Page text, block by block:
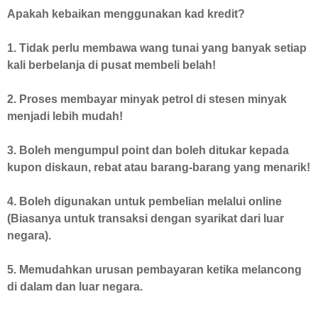
Apakah kebaikan menggunakan kad kredit?
1. Tidak perlu membawa wang tunai yang banyak setiap
kali berbelanja di pusat membeli belah!
2. Proses membayar minyak petrol di stesen minyak
menjadi lebih mudah!
3. Boleh mengumpul point dan boleh ditukar kepada
kupon diskaun, rebat atau barang-barang yang menarik!
4. Boleh digunakan untuk pembelian melalui online
(Biasanya untuk transaksi dengan syarikat dari luar
negara).
5. Memudahkan urusan pembayaran ketika melancong
di dalam dan luar negara.